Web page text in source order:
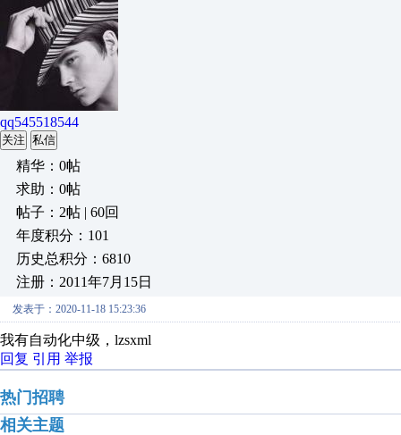
qq545518544
关注 私信
精华：0帖
求助：0帖
帖子：2帖 | 60回
年度积分：101
历史总积分：6810
注册：2011年7月15日
发表于：2020-11-18 15:23:36
我有自动化中级，lzsxml
回复 引用 举报
热门招聘
相关主题